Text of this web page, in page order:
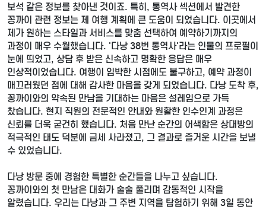
보석 같은 정보를 찾아낸 것이죠. 특히, 통역사 섹션에서 발견한
꽁까이 관련 정보는 제 여행 계획에 큰 도움이 되었습니다. 이곳에서
제가 원하는 스타일과 서비스를 맞춤 선택하여 예약하기까지의
과정이 매우 수월했습니다. '다낭 38번 통역사'라는 인물의 프로필이
눈에 띄었고, 상담 후 받은 신속하고 명확한 응답은 매우
인상적이었습니다. 여행이 임박한 시점에도 불구하고, 예약 과정이
매끄러웠던 점에 대해 감사한 마음을 갖게 되었습니다. 다낭 도착 후,
꽁까이와의 약속된 만남을 기대하는 마음은 설레임으로 가득
찼습니다. 현지 직원의 전문적인 안내와 원활한 인수인계 과정은
신뢰를 더욱 굳건히 했습니다. 처음 만난 순간의 어색함은 상대방의
적극적인 태도 덕분에 금세 사라졌고, 그 결과로 즐거운 시간을 보낼
수 있었습니다.
다낭 방문 중에 경험한 특별한 순간들을 나누고 싶습니다.
꽁까이와의 첫 만남은 대화가 술술 풀리며 감동적인 시작을
알렸습니다. 우리는 다낭과 그 주변 지역을 탐험하기 위해 3일 동안